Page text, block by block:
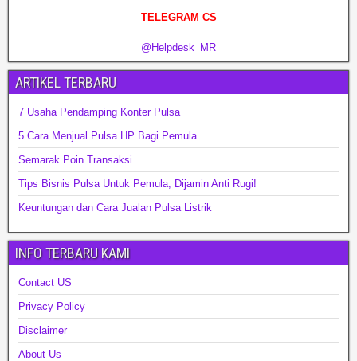
TELEGRAM CS
@Helpdesk_MR
ARTIKEL TERBARU
7 Usaha Pendamping Konter Pulsa
5 Cara Menjual Pulsa HP Bagi Pemula
Semarak Poin Transaksi
Tips Bisnis Pulsa Untuk Pemula, Dijamin Anti Rugi!
Keuntungan dan Cara Jualan Pulsa Listrik
INFO TERBARU KAMI
Contact US
Privacy Policy
Disclaimer
About Us